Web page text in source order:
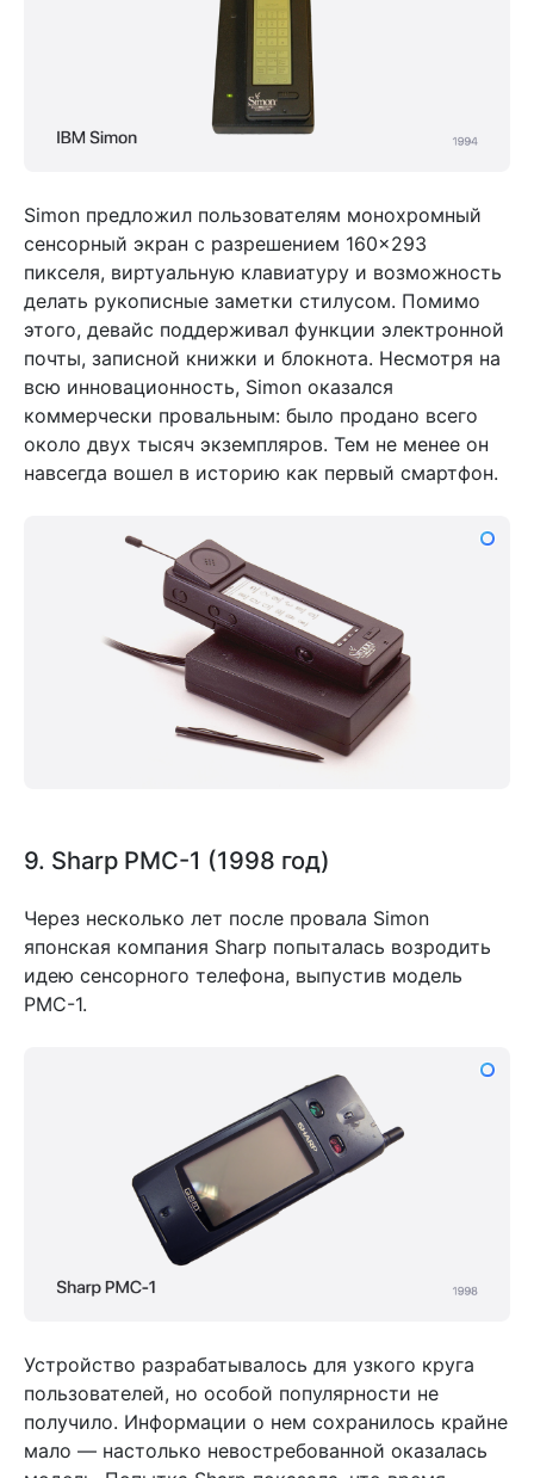
Simon предложил пользователям монохромный
сенсорный экран с разрешением 160×293
пикселя, виртуальную клавиатуру и возможность
делать рукописные заметки стилусом. Помимо
этого, девайс поддерживал функции электронной
почты, записной книжки и блокнота. Несмотря на
всю инновационность, Simon оказался
коммерчески провальным: было продано всего
около двух тысяч экземпляров. Тем не менее он
навсегда вошел в историю как первый смартфон.
9. Sharp PMC-1 (1998 год)
Через несколько лет после провала Simon
японская компания Sharp попыталась возродить
идею сенсорного телефона, выпустив модель
PMC-1.
Устройство разрабатывалось для узкого круга
пользователей, но особой популярности не
получило. Информации о нем сохранилось крайне
мало — настолько невостребованной оказалась